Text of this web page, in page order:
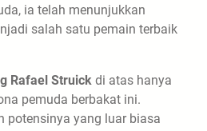
ia telah menunjukkan
salah satu pemain terbaik
Rafael Struick di atas hanya
pemuda berbakat ini.
potensinya yang luar biasa